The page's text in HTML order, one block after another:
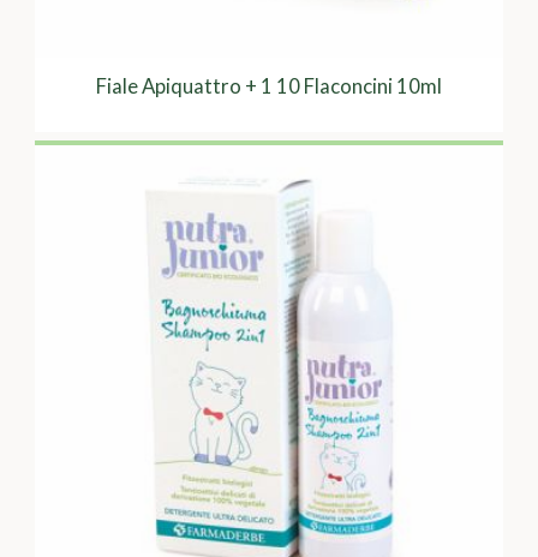
Fiale Apiquattro + 1 10 Flaconcini 10ml